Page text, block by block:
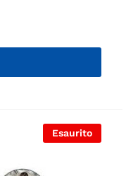
Esaurito